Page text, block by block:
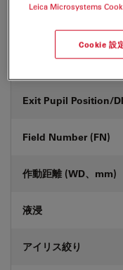
補正環 (CORR)
カバーガラス
Exit Pupil Position/
Field Number (FN)
作動距離 (WD、mm)
液浸
アイリス絞り
Leica Microsystems
Cookie 設